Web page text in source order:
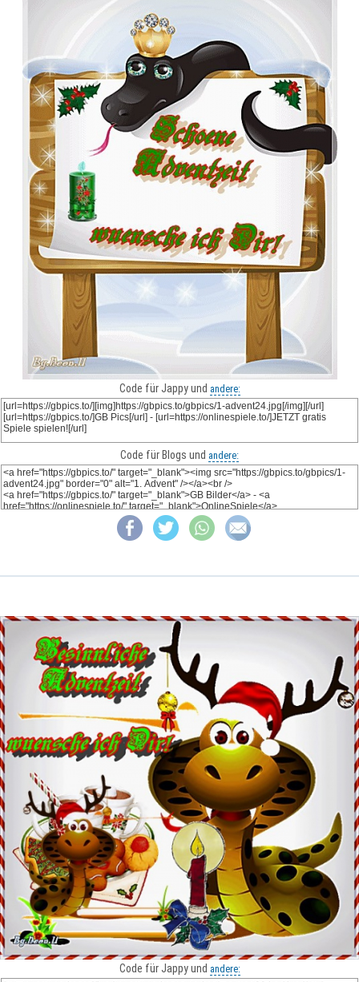
Code für Jappy und andere:
Code für Blogs und andere:
Code für Jappy und andere: